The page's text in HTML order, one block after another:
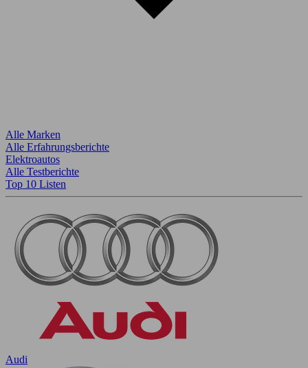
Alle Marken
Alle Erfahrungsberichte
Elektroautos
Alle Testberichte
Top 10 Listen
Audi